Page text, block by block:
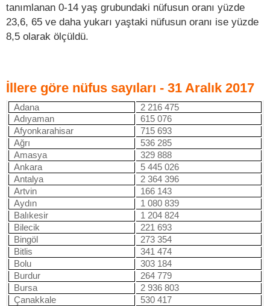
tanımlanan 0-14 yaş grubundaki nüfusun oranı yüzde
23,6, 65 ve daha yukarı yaştaki nüfusun oranı ise yüzde
8,5 olarak ölçüldü.
İllere göre nüfus sayıları - 31 Aralık 2017
Adana
2 216 475
Adıyaman
615 076
Afyonkarahisar
715 693
Ağrı
536 285
Amasya
329 888
Ankara
5 445 026
Antalya
2 364 396
Artvin
166 143
Aydın
1 080 839
Balıkesir
1 204 824
Bilecik
221 693
Bingöl
273 354
Bitlis
341 474
Bolu
303 184
Burdur
264 779
Bursa
2 936 803
Çanakkale
530 417